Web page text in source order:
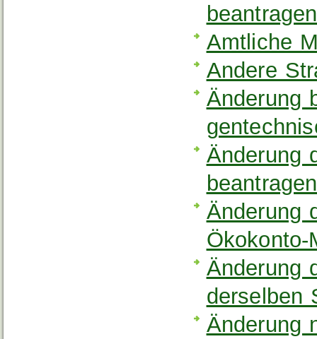
beantragen
Amtliche
Andere
Änderung
Änderung
beantragen
Änderung
Ökokonto-
Änderung
derselben
Änderung